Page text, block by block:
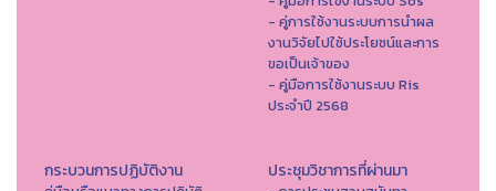
- คู่การใช้งานระบบการนำผล
งานวิจัยไปใช้ประโยชน์และการ
ขอเป็นเจ้าของ
- คู่มือการใช้งานระบบ Ris
ประจำปี 2568
กระบวนการปฏิบัติงาน ประชุมวิชาการที่ผ่านมา